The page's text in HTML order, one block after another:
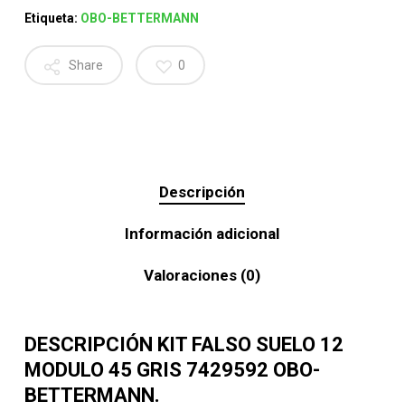
Etiqueta: OBO-BETTERMANN
Share 0
Descripción
Información adicional
Valoraciones (0)
DESCRIPCIÓN KIT FALSO SUELO 12
MODULO 45 GRIS 7429592 OBO-
BETTERMANN.